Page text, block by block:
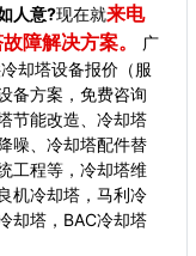
人意?现在就来电
障解决方案。
广
却塔设备报价（服
备方案，免费咨询
节能改造、冷却塔
噪、冷却塔配件替
工程等，冷却塔维
机冷却塔，马利冷
却塔，BAC冷却塔